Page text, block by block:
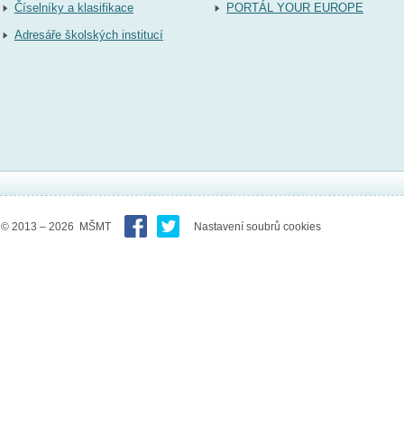
Číselníky a klasifikace
Adresáře školských institucí
PORTÁL YOUR EUROPE
© 2013 – 2026 MŠMT Nastavení soubrů cookies